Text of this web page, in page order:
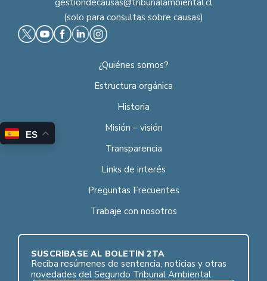
(solo para consultas sobre causas)
¿Quiénes somos?
Estructura orgánica
Historia
Misión – visión
Transparencia
Links de interés
Preguntas Frecuentes
Trabaje con nosotros
SUSCRÍBASE AL BOLETÍN 2TA
Reciba resúmenes de sentencia, noticias y otras
novedades del Segundo Tribunal Ambiental
ES